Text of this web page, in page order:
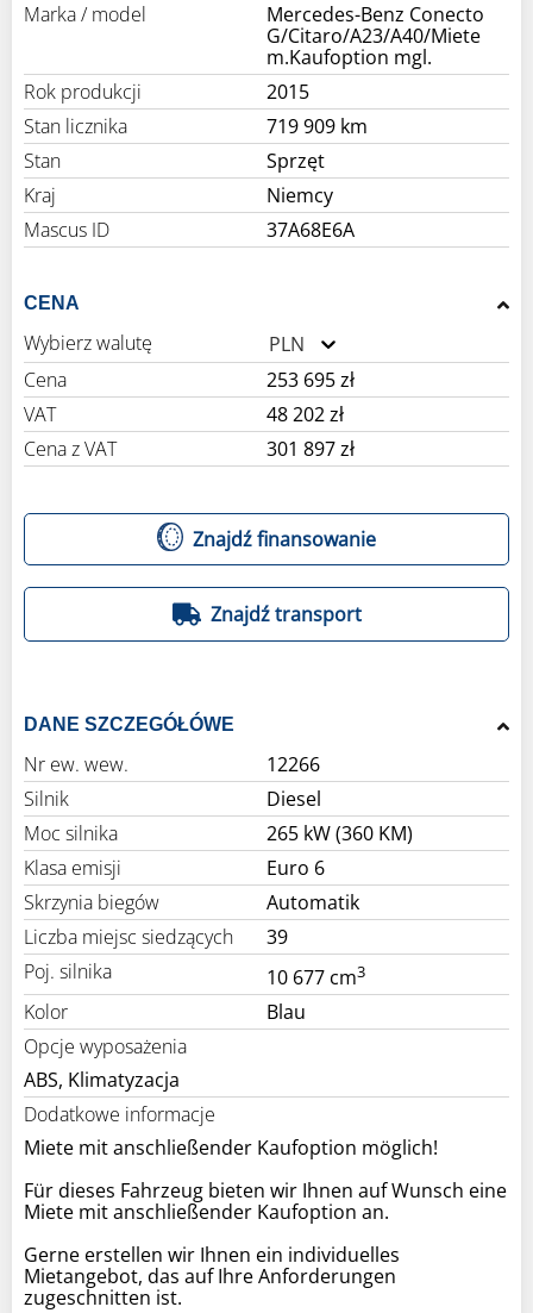
Marka / model
Mercedes-Benz Conecto
G/Citaro/A23/A40/Miete
m.Kaufoption mgl.
Rok produkcji
2015
Stan licznika
719 909 km
Stan
Sprzęt
Kraj
Niemcy
Mascus ID
37A68E6A
CENA
Wybierz walutę
PLN
Cena
253 695 zł
VAT
48 202 zł
Cena z VAT
301 897 zł
Znajdź finansowanie
Znajdź transport
DANE SZCZEGÓŁÓWE
Nr ew. wew.
12266
Silnik
Diesel
Moc silnika
265 kW (360 KM)
Klasa emisji
Euro 6
Skrzynia biegów
Automatik
Liczba miejsc siedzących
39
Poj. silnika
10 677 cm3
Kolor
Blau
Opcje wyposażenia
ABS, Klimatyzacja
Dodatkowe informacje
Miete mit anschließender Kaufoption möglich!
Für dieses Fahrzeug bieten wir Ihnen auf Wunsch eine
Miete mit anschließender Kaufoption an.
Gerne erstellen wir Ihnen ein individuelles
Mietangebot, das auf Ihre Anforderungen
zugeschnitten ist.